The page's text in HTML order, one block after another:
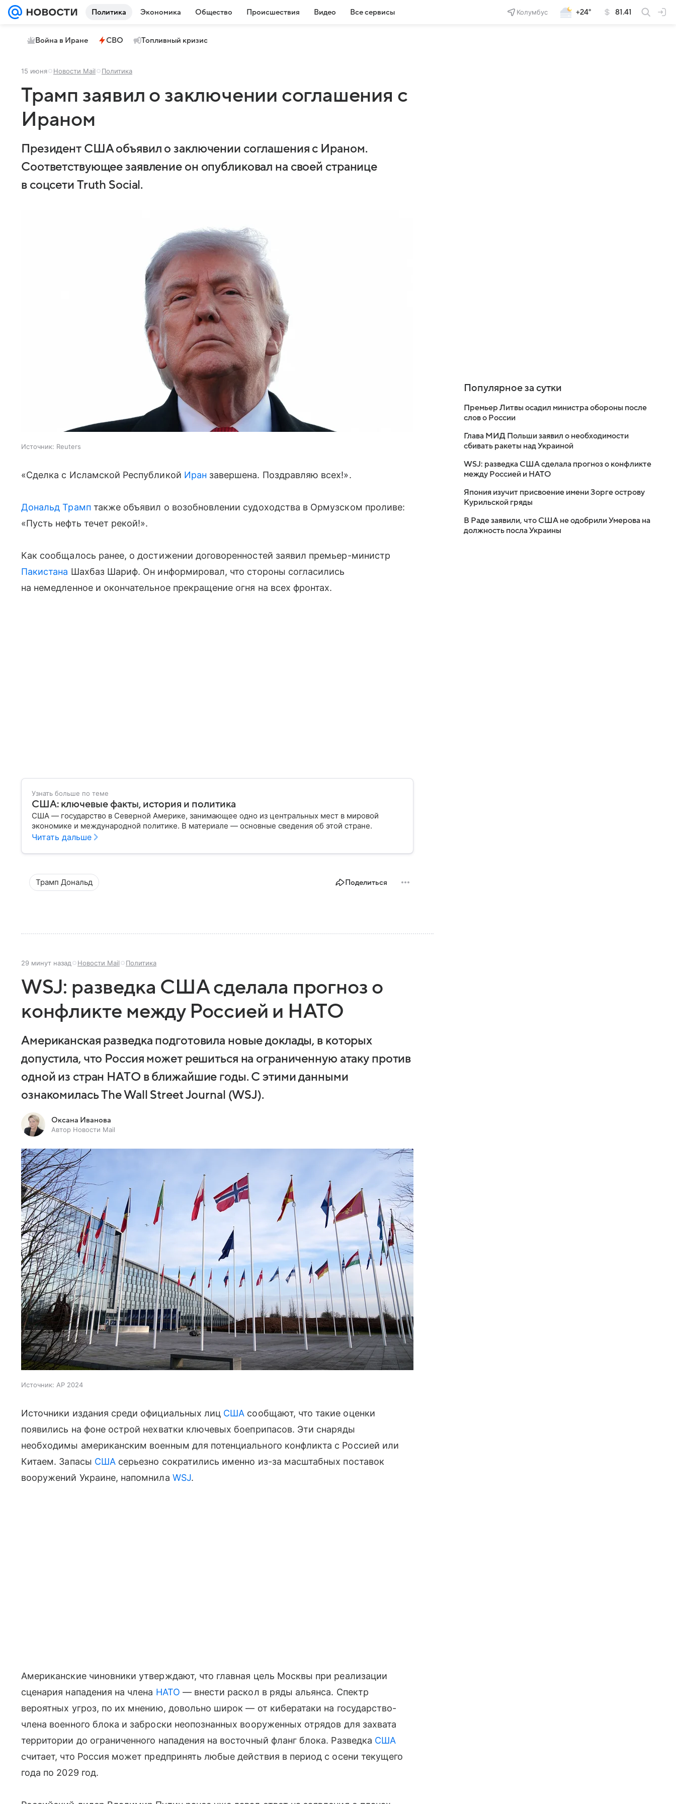
Политика Экономика Общество Происшествия Видео Все сервисы Колумбус +24° 81.41
Война в Иране СВО Топливный кризис
15 июня Новости Mail Политика
Трамп заявил о заключении соглашения с
Ираном
Президент США объявил о заключении соглашения с Ираном.
Соответствующее заявление он опубликовал на своей странице
в соцсети Truth Social.
Источник: Reuters
«Сделка с Исламской Республикой Иран завершена. Поздравляю всех!».
Дональд Трамп также объявил о возобновлении судоходства в Ормузском проливе:
«Пусть нефть течет рекой!».
Как сообщалось ранее, о достижении договоренностей заявил премьер-министр
Пакистана Шахбаз Шариф. Он информировал, что стороны согласились
на немедленное и окончательное прекращение огня на всех фронтах.
Узнать больше по теме
США: ключевые факты, история и политика
США — государство в Северной Америке, занимающее одно из центральных мест в мировой
экономике и международной политике. В материале — основные сведения об этой стране.
Читать дальше
Трамп Дональд Поделиться
29 минут назад Новости Mail Политика
WSJ: разведка США сделала прогноз о
конфликте между Россией и НАТО
Американская разведка подготовила новые доклады, в которых
допустила, что Россия может решиться на ограниченную атаку против
одной из стран НАТО в ближайшие годы. С этими данными
ознакомилась The Wall Street Journal (WSJ).
Оксана Иванова
Автор Новости Mail
Источник: AP 2024
Источники издания среди официальных лиц США сообщают, что такие оценки
появились на фоне острой нехватки ключевых боеприпасов. Эти снаряды
необходимы американским военным для потенциального конфликта с Россией или
Китаем. Запасы СШАсерьезно сократились именно из-за масштабных поставок
вооружений Украине, напомнила WSJ.
Американские чиновники утверждают, что главная цель Москвы при реализации
сценария нападения на члена НАТО — внести раскол в ряды альянса. Спектр
вероятных угроз, по их мнению, довольно широк — от кибератаки на государство-
члена военного блока и заброски неопознанных вооруженных отрядов для захвата
территории до ограниченного нападения на восточный фланг блока. Разведка США
считает, что Россия может предпринять любые действия в период с осени текущего
года по 2029 год.
Популярное за сутки
Премьер Литвы осадил министра обороны после
слов о России
Глава МИД Польши заявил о необходимости
сбивать ракеты над Украиной
WSJ: разведка США сделала прогноз о конфликте
между Россией и НАТО
Япония изучит присвоение имени Зорге острову
Курильской гряды
В Раде заявили, что США не одобрили Умерова на
должность посла Украины